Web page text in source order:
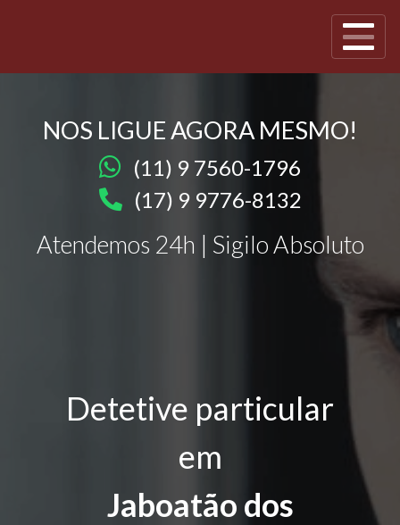
NOS LIGUE AGORA MESMO!
(11) 9 7560-1796
(17) 9 9776-8132
Atendemos 24h | Sigilo Absoluto
Detetive particular
em
Jaboatão dos